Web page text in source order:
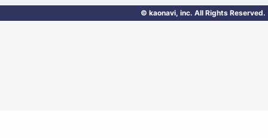
© kaonavi, inc. All Rights Reserved.